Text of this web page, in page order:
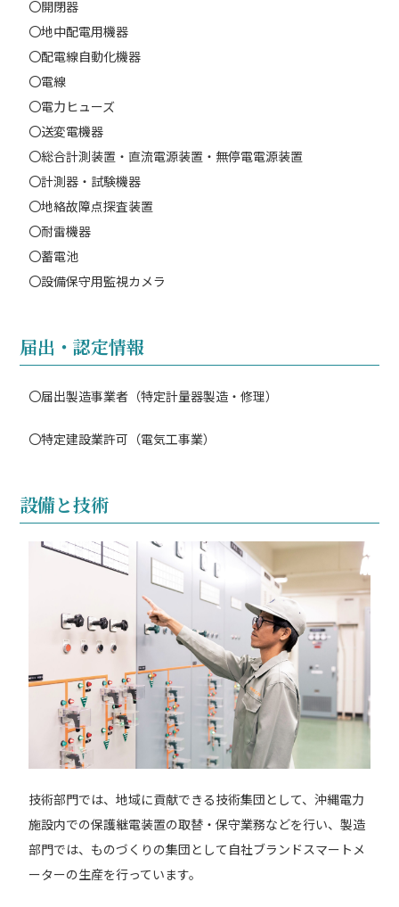
〇開閉器
〇地中配電用機器
〇配電線自動化機器
〇電線
〇電力ヒューズ
〇送変電機器
〇総合計測装置・直流電源装置・無停電電源装置
〇計測器・試験機器
〇地絡故障点探査装置
〇耐雷機器
〇蓄電池
〇設備保守用監視カメラ
届出・認定情報
〇届出製造事業者（特定計量器製造・修理）
〇特定建設業許可（電気工事業）
設備と技術
技術部門では、地域に貢献できる技術集団として、沖縄電力
施設内での保護継電装置の取替・保守業務などを行い、製造
部門では、ものづくりの集団として自社ブランドスマートメ
ーターの生産を行っています。